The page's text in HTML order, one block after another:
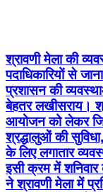
श्रावणी मेला की
पदाधिकारियों से
प्रशासन की
बेहतर लखीसराय।
आयोजन को लेकर
श्रद्धालुओं की
के लिए लगातार
इसी क्रम में शनिवार
ने श्रावणी मेला में